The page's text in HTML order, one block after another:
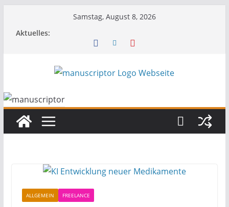
Samstag, August 8, 2026
Aktuelles:
ALLGEMEIN FREELANCE